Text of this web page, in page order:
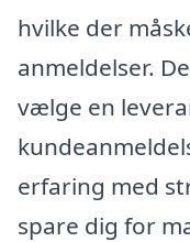
hvilke der
anmeldelser.
vælge en
erfaring med
spare dig for